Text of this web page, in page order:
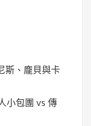
斯、龐貝與卡
小包團 vs 傳